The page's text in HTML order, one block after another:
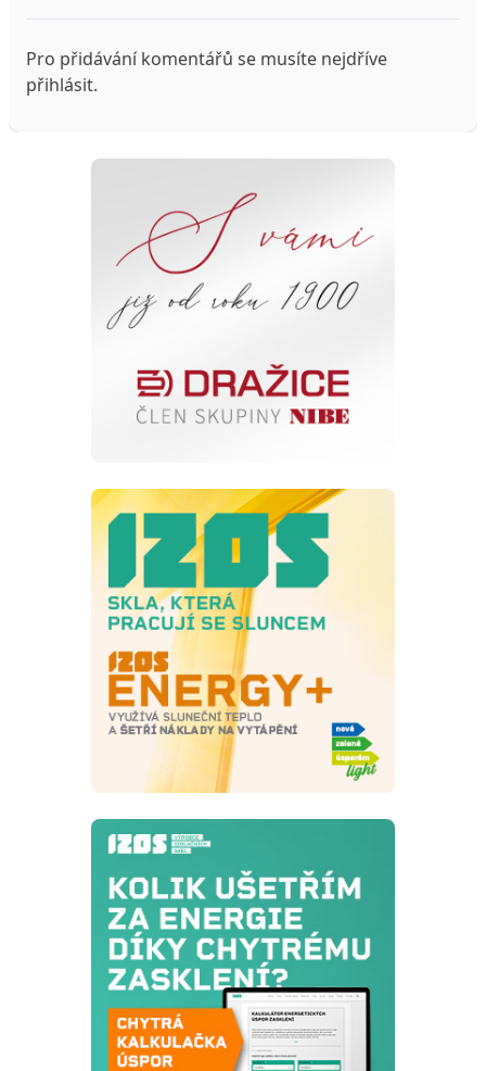
Pro přidávání komentářů se musíte nejdříve
přihlásit.